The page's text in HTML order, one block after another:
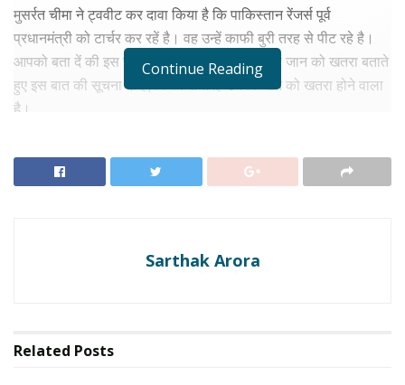
मुसर्रत चीमा ने ट्ववीट कर दावा किया है कि पाकिस्तान रेंजर्स पूर्व
प्रधानमंत्री को टार्चर कर रहें है। वह उन्हें काफी बुरी तरह से पीट रहे है।
आपको बता दें की इस से पहले भी इमरान खान ने अपनी जान को खतरा बताते
हुए इस बात की सूचना दी है, कि किस तरह उनकी जान को खतरा होने वाला
है।
RELATED NEWS
अगस्त 2, 2026
Continue Reading
Sarthak Arora
Related Posts